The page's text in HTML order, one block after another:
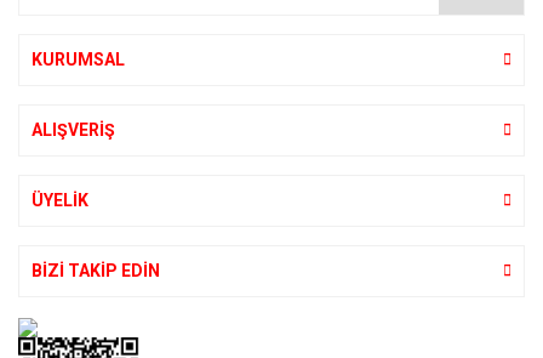
KURUMSAL
ALIŞVERİŞ
ÜYELİK
BİZİ TAKİP EDİN